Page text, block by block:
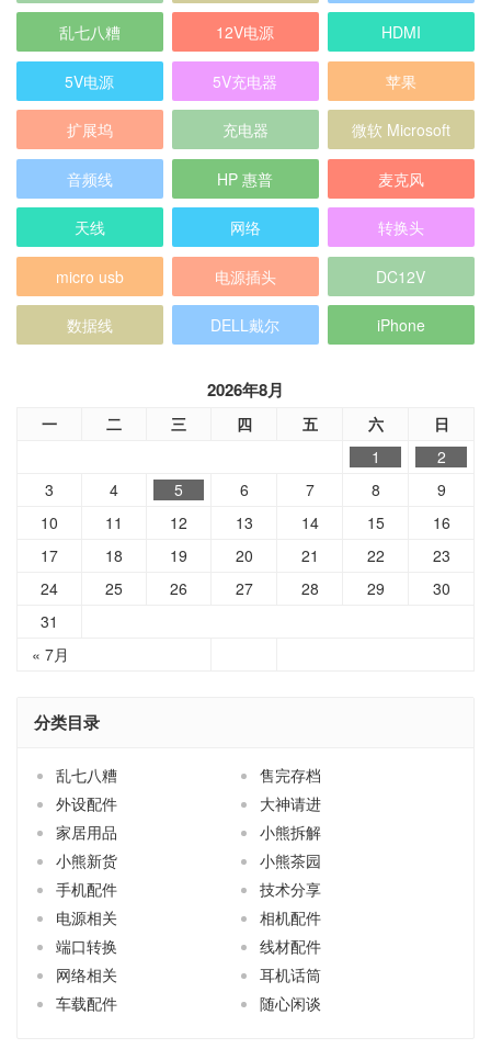
乱七八糟 12V电源 HDMI
5V电源 5V充电器 苹果
扩展坞 充电器 微软 Microsoft
音频线 HP 惠普 麦克风
天线 网络 转换头
micro usb 电源插头 DC12V
数据线 DELL戴尔 iPhone
2026年8月
一 二 三 四 五 六 日
« 7月
1
2
3
4 5 6 7 8
9
10
11 12 13 14 15
16
17
18 19 20 21 22
23
24
25 26 27 28 29
30
31
分类目录
乱七八糟
售完存档
外设配件
大神请进
家居用品
小熊拆解
小熊新货
小熊茶园
手机配件
技术分享
电源相关
相机配件
端口转换
线材配件
网络相关
耳机话筒
车载配件
随心闲谈